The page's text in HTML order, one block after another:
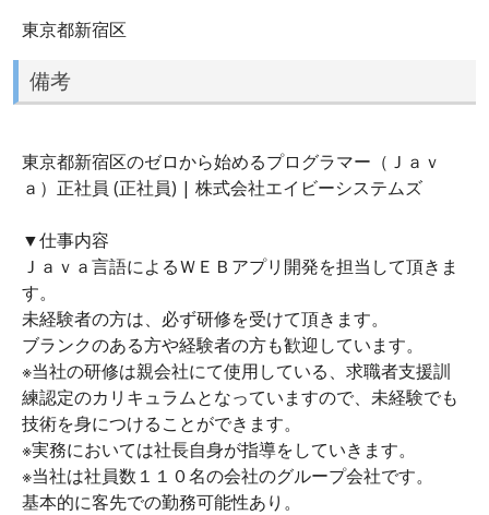
東京都新宿区
備考
東京都新宿区のゼロから始めるプログラマー（Ｊａｖ
ａ）正社員 (正社員) | 株式会社エイビーシステムズ
▼仕事内容
Ｊａｖａ言語によるＷＥＢアプリ開発を担当して頂きま
す。
未経験者の方は、必ず研修を受けて頂きます。
ブランクのある方や経験者の方も歓迎しています。
※当社の研修は親会社にて使用している、求職者支援訓
練認定のカリキュラムとなっていますので、未経験でも
技術を身につけることができます。
※実務においては社長自身が指導をしていきます。
※当社は社員数１１０名の会社のグループ会社です。
基本的に客先での勤務可能性あり。